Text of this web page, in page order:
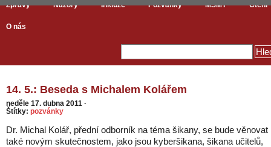
Zprávy Názory Inkluze Pozvánky MŠMT Čtení
O nás
14. 5.: Beseda s Michalem Kolářem
neděle 17. dubna 2011 ·
Štítky: pozvánky
Dr. Michal Kolář, přední odborník na téma šikany, se bude věnovat
také novým skutečnostem, jako jsou kyberšikana, šikana učitelů,